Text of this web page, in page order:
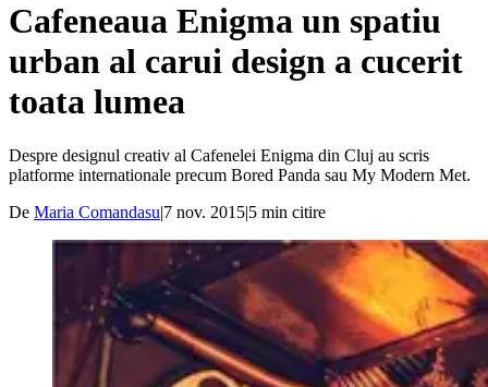
Cafeneaua Enigma un spatiu
urban al carui design a cucerit
toata lumea
Despre designul creativ al Cafenelei Enigma din Cluj au scris
platforme internationale precum Bored Panda sau My Modern Met.
De Maria Comandasu|7 nov. 2015|5 min citire